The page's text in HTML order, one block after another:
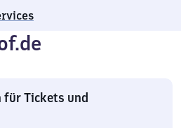
für Tickets und